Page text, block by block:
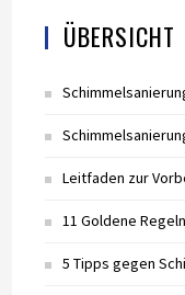
ÜBERSICHT
Leitfaden zur
11 Goldene
5 Tipps gegen